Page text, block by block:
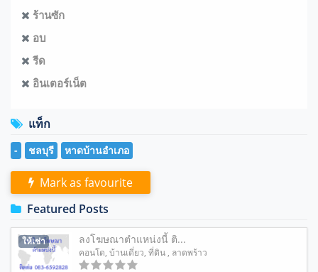
ร้านซัก
อบ
รีด
อินเตอร์เน็ต
แท็ก
- ชลบุรี หาดบ้านอำเภอ
Mark as favourite
Featured Posts
ให้เช่า ลงโฆษณาตำแหน่งนี้ ติ...
คอนโด, บ้านเดี่ยว, ที่ดิน , ลาดพร้าว